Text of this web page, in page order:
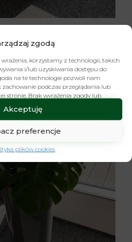
zgodą
korzystamy z technologii, takich
i/lub uzyskiwania dostępu do
na te technologie pozwoli nam
zachowanie podczas przeglądania lub
stronie. Brak wyrażenia zgody lub
wpłynąć na niektóre cechy i
Akceptuję
preferencje
plików cookies